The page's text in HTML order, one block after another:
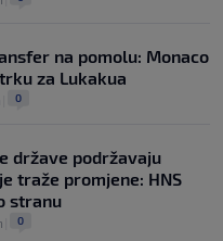
na pomolu: Monaco
za Lukakua
0
države podržavaju
traže promjene: HNS
stranu
0